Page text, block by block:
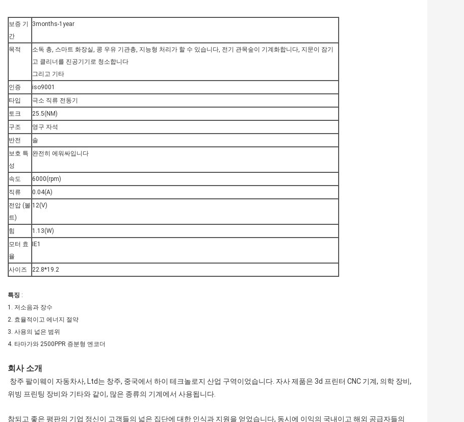
보증 기
간
3months-1year
목적
소독 총, 스마트 화장실, 콩 우유 기관총, 지능형 처리가 할 수 있습니다, 전기 관목숲이 기계화합니다, 지문이 잠기
고 클리너를 진공기기로 청소합니다
그리고 기타
인증
iso9001
타입
극소 직류 전동기
토크
25.5(NM)
구조
영구 자석
반전
솔
보호 특
성
완전히 에워싸입니다
속도
6000(rpm)
직류
0.04(A)
전압 (볼
트)
12(V)
힘
1.13(W)
모터 효
율
IE1
사이즈 22.8*19.2
특징 :
1. 저소음과 장수
2. 효율적이고 에너지 절약
3. 사용의 넓은 범위
4. 타마가와 2500PPR 증분형 엔코더
회사 소개
창주 팔이웨이 자동차사, Ltd는 창주, 중국에서 하이 테크놀로지 산업 구역이었습니다. 자사 제품은 3d 프린터 CNC 기계, 의학 장비,
위빙 프린팅 장비와 기타와 같이, 많은 종류의 기계에서 사용됩니다.
참되고 좋은 평판의 기업 정신이 고객들의 넓은 집단에 대한 인식과 지원을 얻었습니다, 동시에 이익의 국내이고 해외 공급자들의